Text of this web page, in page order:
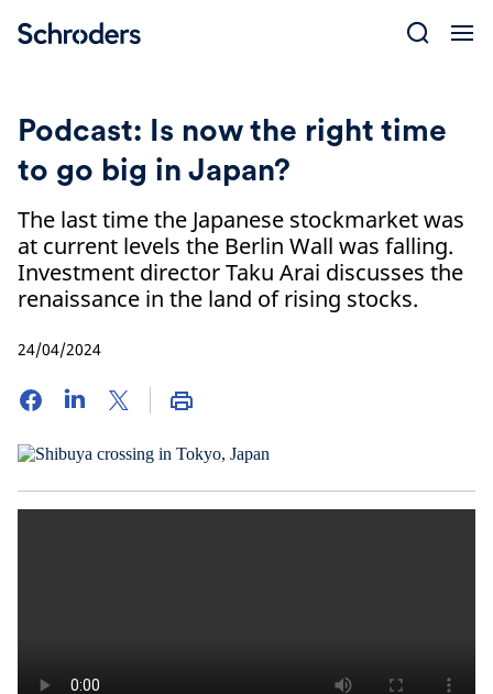
Podcast: Is now the right time
to go big in Japan?
The last time the Japanese stockmarket was
at current levels the Berlin Wall was falling.
Investment director Taku Arai discusses the
renaissance in the land of rising stocks.
24/04/2024